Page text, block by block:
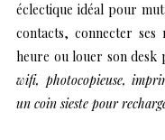
éclectique idéal pour
contacts, connecter ses
heure ou louer son
wifi, photocopieuse,
un coin sieste pour